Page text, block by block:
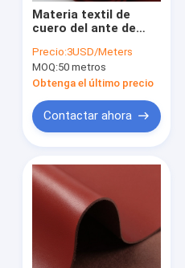
Materia textil de
cuero del ante de
tela de la microfibra
del rojo de ladrillo de
la PU del SGS para
Precio:3USD/Meters
MOQ:50 metros
Obtenga el último precio
Contactar ahora